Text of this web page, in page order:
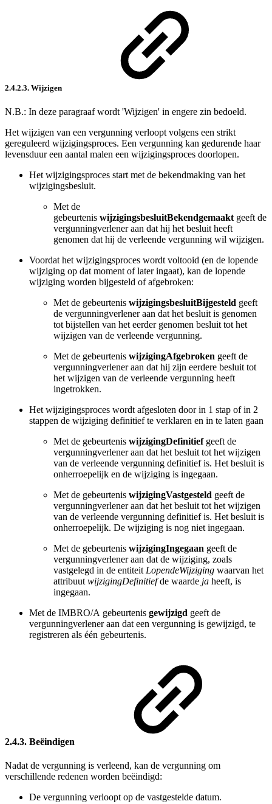
2.4.2.3. Wijzigen
N.B.: In deze paragraaf wordt 'Wijzigen' in engere zin bedoeld.
Het wijzigen van een vergunning verloopt volgens een strikt
gereguleerd wijzigingsproces. Een vergunning kan gedurende haar
levensduur een aantal malen een wijzigingsproces doorlopen.
Het wijzigingsproces start met de bekendmaking van het
wijzigingsbesluit.
Met de
gebeurtenis wijzigingsbesluitBekendgemaakt geeft de
vergunningverlener aan dat hij het besluit heeft
genomen dat hij de verleende vergunning wil wijzigen.
Voordat het wijzigingsproces wordt voltooid (en de lopende
wijziging op dat moment of later ingaat), kan de lopende
wijziging worden bijgesteld of afgebroken:
Met de gebeurtenis wijzigingsbesluitBijgesteld geeft
de vergunningverlener aan dat het besluit is genomen
tot bijstellen van het eerder genomen besluit tot het
wijzigen van de verleende vergunning.
Met de gebeurtenis wijzigingAfgebroken geeft de
vergunningverlener aan dat hij zijn eerdere besluit tot
het wijzigen van de verleende vergunning heeft
ingetrokken.
Het wijzigingsproces wordt afgesloten door in 1 stap of in 2
stappen de wijziging definitief te verklaren en in te laten gaan
Met de gebeurtenis wijzigingDefinitief geeft de
vergunningverlener aan dat het besluit tot het wijzigen
van de verleende vergunning definitief is. Het besluit is
onherroepelijk en de wijziging is ingegaan.
Met de gebeurtenis wijzigingVastgesteld geeft de
vergunningverlener aan dat het besluit tot het wijzigen
van de verleende vergunning definitief is. Het besluit is
onherroepelijk. De wijziging is nog niet ingegaan.
Met de gebeurtenis wijzigingIngegaan geeft de
vergunningverlener aan dat de wijziging, zoals
vastgelegd in de entiteit LopendeWijziging waarvan het
attribuut wijzigingDefinitiefde waarde ja heeft, is
ingegaan.
Met de IMBRO/A gebeurtenis gewijzigd geeft de
vergunningverlener aan dat een vergunning is gewijzigd, te
registreren als één gebeurtenis.
2.4.3. Beëindigen
Nadat de vergunning is verleend, kan de vergunning om
verschillende redenen worden beëindigd:
De vergunning verloopt op de vastgestelde datum.